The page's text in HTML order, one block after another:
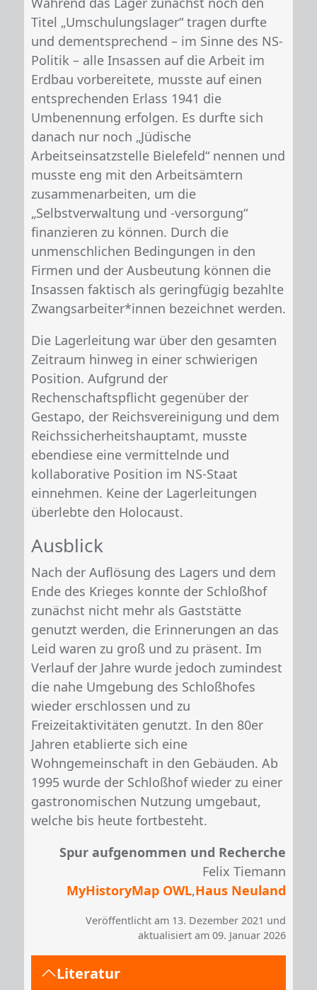
Titel „Umschulungslager“ tragen durfte
und dementsprechend – im Sinne des NS-
Politik – alle Insassen auf die Arbeit im
Erdbau vorbereitete, musste auf einen
entsprechenden Erlass 1941 die
Umbenennung erfolgen. Es durfte sich
danach nur noch „Jüdische
Arbeitseinsatzstelle Bielefeld“ nennen und
musste eng mit den Arbeitsämtern
zusammenarbeiten, um die
„Selbstverwaltung und -versorgung“
finanzieren zu können. Durch die
unmenschlichen Bedingungen in den
Firmen und der Ausbeutung können die
Insassen faktisch als geringfügig bezahlte
Zwangsarbeiter*innen bezeichnet werden.
Die Lagerleitung war über den gesamten
Zeitraum hinweg in einer schwierigen
Position. Aufgrund der
Rechenschaftspflicht gegenüber der
Gestapo, der Reichsvereinigung und dem
Reichssicherheitshauptamt, musste
ebendiese eine vermittelnde und
kollaborative Position im NS-Staat
einnehmen. Keine der Lagerleitungen
überlebte den Holocaust.
Ausblick
Nach der Auflösung des Lagers und dem
Ende des Krieges konnte der Schloßhof
zunächst nicht mehr als Gaststätte
genutzt werden, die Erinnerungen an das
Leid waren zu groß und zu präsent. Im
Verlauf der Jahre wurde jedoch zumindest
die nahe Umgebung des Schloßhofes
wieder erschlossen und zu
Freizeitaktivitäten genutzt. In den 80er
Jahren etablierte sich eine
Wohngemeinschaft in den Gebäuden. Ab
1995 wurde der Schloßhof wieder zu einer
gastronomischen Nutzung umgebaut,
welche bis heute fortbesteht.
Spur aufgenommen und Recherche
Felix Tiemann
MyHistoryMap OWL,Haus Neuland
Veröffentlicht am 13. Dezember 2021 und
aktualisiert am 09. Januar 2026
Literatur